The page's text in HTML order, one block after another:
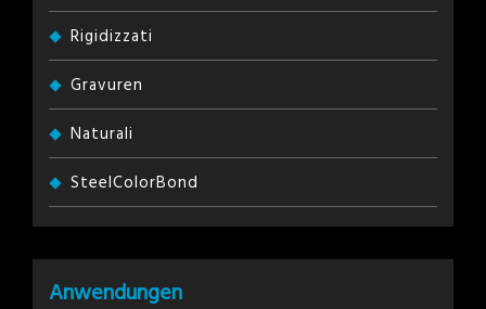
Rigidizzati
Gravuren
Naturali
SteelColorBond
Anwendungen